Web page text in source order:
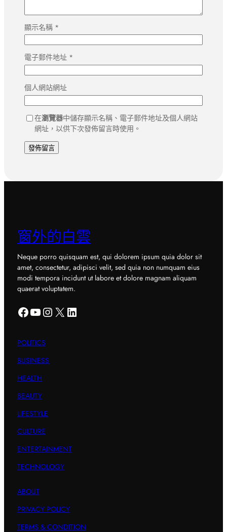
顯示名稱 *
電子郵件地址 *
個人網站網址
在瀏覽器中儲存顯示名稱、電子郵件地址及個人網站
網址，以供下次發佈留言時使用。
窗外的白雲
Neque porro quisquam est, qui dolorem ipsum quia dolor sit
amet, consectetur, adipisci velit, sed quia non numquam eius
modi tempora incidunt ut labore et dolore magnam aliquam
quaerat voluptatem.
Facebook YouTube Instagram X LinkedIn
POLITICS
BUSINESS
HEALTH
BEAUTY
LIFESTYLE
CULTURE
ENTERTAINMENT
TECHNOLOGY
ABOUT
PRIVACY POLICY
TERMS & CONDITION